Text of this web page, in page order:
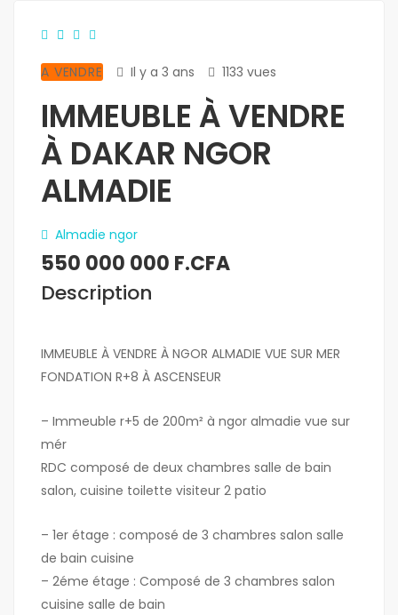
A VENDRE Il y a 3 ans 1133 vues
IMMEUBLE À VENDRE
À DAKAR NGOR
ALMADIE
Almadie ngor
550 000 000 F.CFA
Description
IMMEUBLE À VENDRE À NGOR ALMADIE VUE SUR MER
FONDATION R+8 À ASCENSEUR
– Immeuble r+5 de 200m² à ngor almadie vue sur
mér
RDC composé de deux chambres salle de bain
salon, cuisine toilette visiteur 2 patio
– 1er étage : composé de 3 chambres salon salle
de bain cuisine
– 2éme étage : Composé de 3 chambres salon
cuisine salle de bain